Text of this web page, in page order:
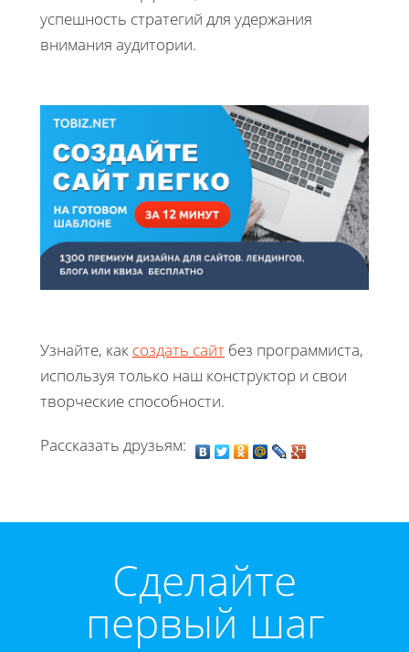
успешность стратегий для удержания
внимания аудитории.
Узнайте, как создать сайт без программиста,
используя только наш конструктор и свои
творческие способности.
Рассказать друзьям:
Cделайте
первый шаг